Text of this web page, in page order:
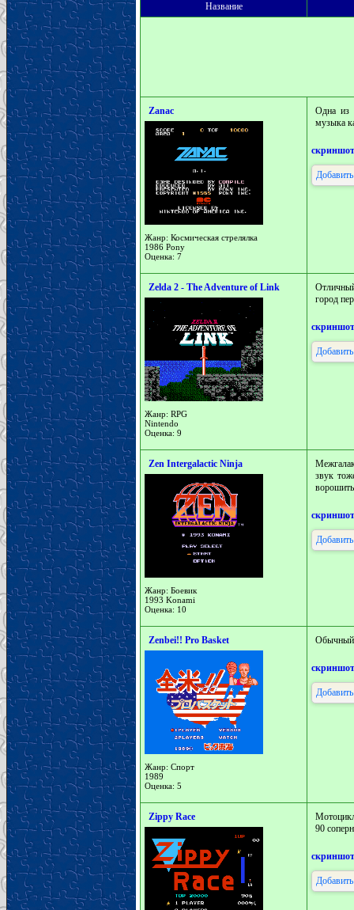
Название
Zanac
Жанр: Космическая стрелялка
1986 Pony
Оценка: 7
Одна из
музыка
Zelda 2 - The Adventure of Link
Жанр: RPG
Nintendo
Оценка: 9
город
Zen Intergalactic Ninja
Жанр: Боевик
1993 Konami
Оценка: 10
звук
Zenbei!! Pro Basket
Жанр: Спорт
1989
Оценка: 5
Обычный
Zippy Race
90